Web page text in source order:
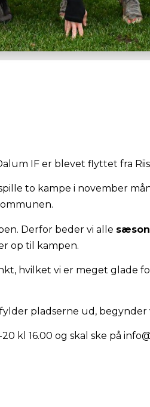
IF er blevet flyttet fra
to kampe i november
Derfor beder vi alle
op til kampen.
hvilket vi er meget glade
pladserne ud,
20 kl 16.00 og skal ske på